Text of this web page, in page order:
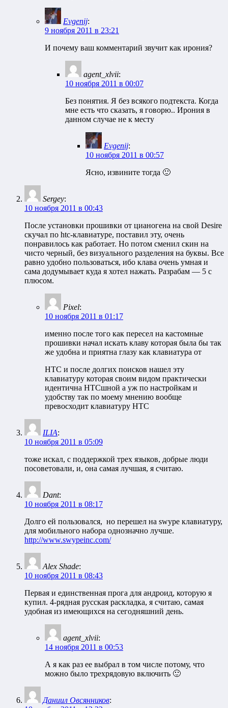
Evgenij:
9 ноября 2011 в 23:21
И почему ваш комментарий звучит как ирония?
agent_xlvii:
10 ноября 2011 в 00:07
Без понятия. Я без всякого подтекста. Когда
мне есть что сказать, я говорю.. Ирония в
данном случае не к месту
Evgenij:
10 ноября 2011 в 00:57
Ясно, извините тогда 🙂
Sergey:
10 ноября 2011 в 00:43
После установки прошивки от цианогена на свой Desire
скучал по htc-клавиатуре, поставил эту, очень
понравилось как работает. Но потом сменил скин на
чисто черный, без визуального разделения на буквы. Все
равно удобно пользоваться, ибо клава очень умная и
сама додумывает куда я хотел нажать. Разрабам — 5 с
плюсом.
Pixel:
10 ноября 2011 в 01:17
именно после того как пересел на кастомные
прошивки начал искать клаву которая была бы так
же удобна и приятна глазу как клавиатура от
HTC и после долгих поисков нашел эту
клавиатуру которая своим видом практически
идентична HTCшной а уж по настройкам и
удобству так по моему мнению вообще
превосходит клавиатуру HTC
ILIA:
10 ноября 2011 в 05:09
тоже искал, с поддержкой трех языков, добрые люди
посоветовали, и, она самая лучшая, я считаю.
Dant:
10 ноября 2011 в 08:17
Долго ей пользовался, но перешел на swype клавиатуру,
для мобильного набора однозначно лучше.
http://www.swypeinc.com/
Alex Shade:
10 ноября 2011 в 08:43
Первая и единственная прога для андроид, которую я
купил. 4-рядная русская раскладка, я считаю, самая
удобная из имеющихся на сегодняшний день.
agent_xlvii:
14 ноября 2011 в 00:53
А я как раз ее выбрал в том числе потому, что
можно было трехрядовую включить 🙂
Даниил Овсянников: